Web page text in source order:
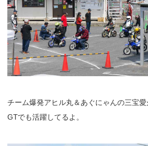
チーム爆発アヒル丸＆あぐにゃんの三宝
GTでも活躍してるよ。